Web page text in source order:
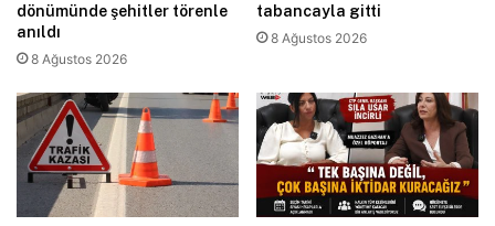
dönümünde şehitler törenle
anıldı
8 Ağustos 2026
tabancayla gitti
8 Ağustos 2026